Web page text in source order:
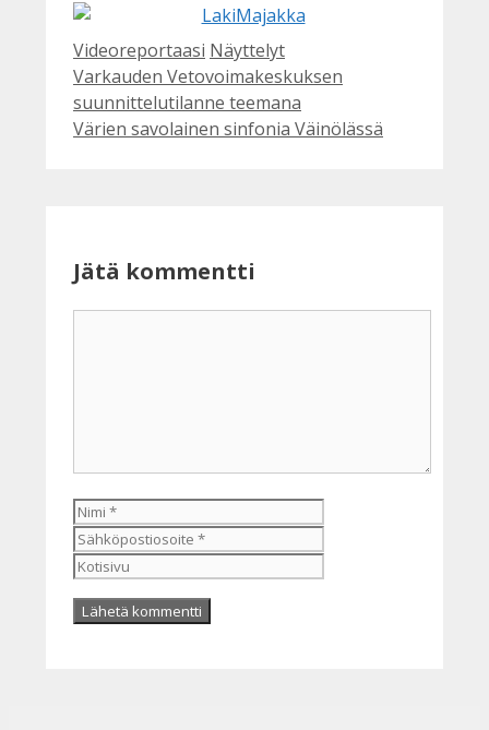
Facebook
Kategoriat
Videoreportaasi Avainsanat
Näyttelyt
Varkauden Vetovoimakeskuksen
suunnittelutilanne teemana
Värien savolainen sinfonia Väinölässä
Jätä kommentti
Nimi